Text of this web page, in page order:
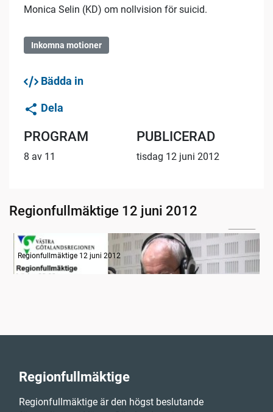
Monica Selin (KD) om nollvision för suicid.
Inkomna motioner
Bädda in
Dela
PROGRAM
8 av 11
PUBLICERAD
tisdag 12 juni 2012
Regionfullmäktige 12 juni 2012
Radion informerar
Regionfullmäktige 12 juni 2012
Regionfullmäktige
Regionfullmäktige är den högst beslutande